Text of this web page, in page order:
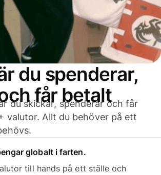
du spenderar,
får betalt
du skickar, spenderar och får
valutor. Allt du behöver på ett
globalt i farten.
till hands på ett ställe och